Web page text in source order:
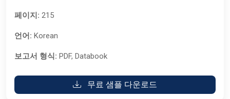
페이지: 215
언어: Korean
보고서 형식: PDF, Databook
무료 샘플 다운로드